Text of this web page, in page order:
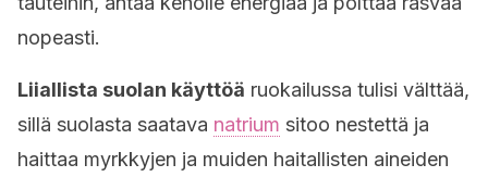
nopeasti.
Liiallista suolan käyttöä ruokailussa tulisi välttää,
sillä suolasta saatava natrium sitoo nestettä ja
haittaa myrkkyjen ja muiden haitallisten aineiden